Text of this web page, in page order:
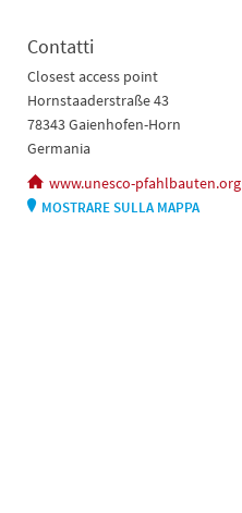
Contatti
Closest access point
Hornstaaderstraße 43
78343 Gaienhofen-Horn
Germania
www.unesco-pfahlbauten.org
MOSTRARE SULLA MAPPA